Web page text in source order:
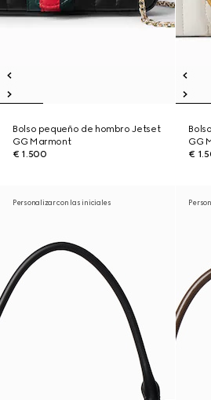
Bolso pequeño de hombro Jetset
GG Marmont
€ 1.500
GG
€
Personalizar con las iniciales